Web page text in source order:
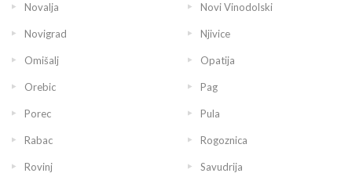
Novalja Novi Vinodolski
Novigrad Njivice
Omišalj Opatija
Orebic Pag
Porec Pula
Rabac Rogoznica
Rovinj Savudrija